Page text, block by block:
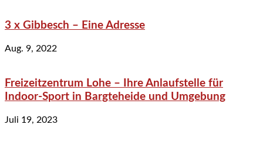
3 x Gibbesch – Eine Adresse
Aug. 9, 2022
Freizeitzentrum Lohe – Ihre Anlaufstelle für
Indoor-Sport in Bargteheide und Umgebung
Juli 19, 2023